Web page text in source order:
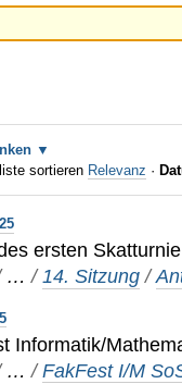
sortieren Relevanz ·
ersten
…/14. Sitzung /
Informatik/
…/FakFest I/M